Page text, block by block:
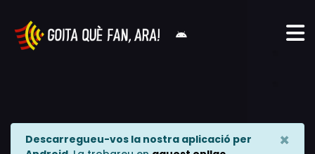
Descarregueu-vos la nostra aplicació per
×